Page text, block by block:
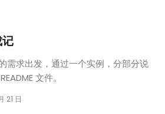
需求出发，通过一个实例，分部分说
文件。
21 日